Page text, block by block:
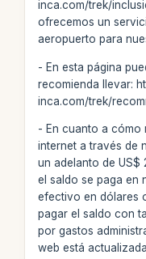
inca.com/trek/
ofrecemos un
aeropuerto para
- En esta página
recomienda llevar:
inca.com/trek/
- En cuanto a cómo
internet a través de
un adelanto de US$
el saldo se paga en
efectivo en dólares
pagar el saldo con
por gastos
web está